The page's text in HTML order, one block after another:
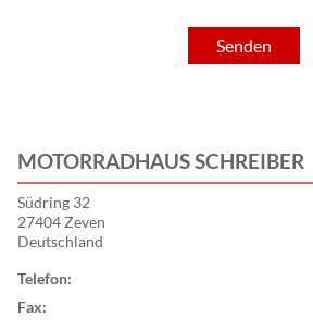
Senden
MOTORRADHAUS SCHREIBER
Südring 32
27404 Zeven
Deutschland
Telefon:
Fax: